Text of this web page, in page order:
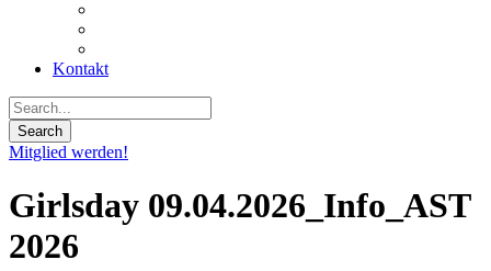
Kontakt
Mitglied werden!
Girlsday 09.04.2026_Info_AST
2026